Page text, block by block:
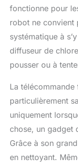
fonctionne pour
robot ne convient
systématique à
diffuseur de
pousser ou à
La
particulièrement
uniquement
chose, un gadget
Grâce à son
en nettoyant.